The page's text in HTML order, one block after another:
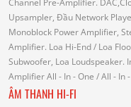
Upsampler, Đầu Network
Monoblock Power Amplifier,
Amplifier. Loa Hi-End/ Loa
Subwoofer, Loa Loudspeaker.
AmplifierAll - In - One / All - In
ÂM THANH HI-FI